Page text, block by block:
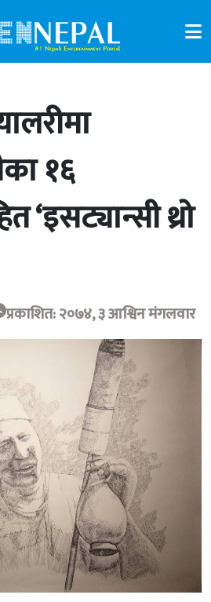
१६
‘इसट्यान्सी थ्रो
प्रकाशित: २०७४, ३ आश्विन मंगलवार